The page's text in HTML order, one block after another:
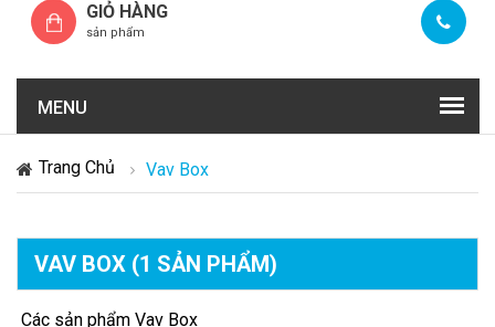
GIỎ HÀNG
sản phẩm
MENU
Trang Chủ Vav Box
VAV BOX (1 SẢN PHẨM)
Các sản phẩm Vav Box